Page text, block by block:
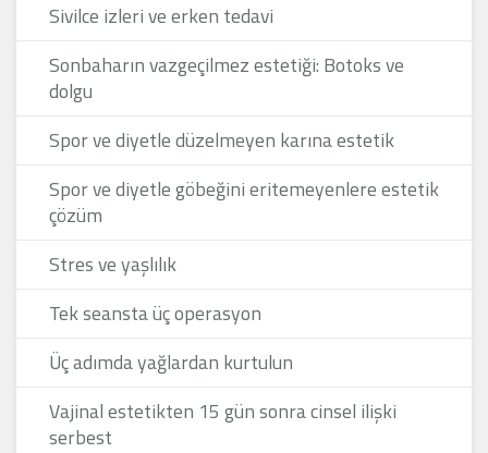
Sivilce izleri ve erken tedavi
Sonbaharın vazgeçilmez estetiği: Botoks ve
dolgu
Spor ve diyetle düzelmeyen karına estetik
Spor ve diyetle göbeğini eritemeyenlere estetik
çözüm
Stres ve yaşlılık
Tek seansta üç operasyon
Üç adımda yağlardan kurtulun
Vajinal estetikten 15 gün sonra cinsel ilişki
serbest